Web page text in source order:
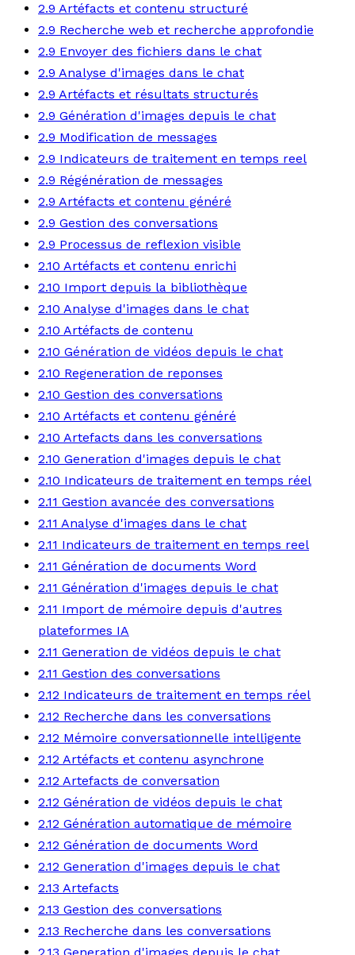
2.9 Artéfacts et contenu structuré
2.9 Recherche web et recherche approfondie
2.9 Envoyer des fichiers dans le chat
2.9 Analyse d'images dans le chat
2.9 Artéfacts et résultats structurés
2.9 Génération d'images depuis le chat
2.9 Modification de messages
2.9 Indicateurs de traitement en temps reel
2.9 Régénération de messages
2.9 Artéfacts et contenu généré
2.9 Gestion des conversations
2.9 Processus de reflexion visible
2.10 Artéfacts et contenu enrichi
2.10 Import depuis la bibliothèque
2.10 Analyse d'images dans le chat
2.10 Artéfacts de contenu
2.10 Génération de vidéos depuis le chat
2.10 Regeneration de reponses
2.10 Gestion des conversations
2.10 Artéfacts et contenu généré
2.10 Artefacts dans les conversations
2.10 Generation d'images depuis le chat
2.10 Indicateurs de traitement en temps réel
2.11 Gestion avancée des conversations
2.11 Analyse d'images dans le chat
2.11 Indicateurs de traitement en temps reel
2.11 Génération de documents Word
2.11 Génération d'images depuis le chat
2.11 Import de mémoire depuis d'autres
plateformes IA
2.11 Generation de vidéos depuis le chat
2.11 Gestion des conversations
2.12 Indicateurs de traitement en temps réel
2.12 Recherche dans les conversations
2.12 Mémoire conversationnelle intelligente
2.12 Artéfacts et contenu asynchrone
2.12 Artefacts de conversation
2.12 Génération de vidéos depuis le chat
2.12 Génération automatique de mémoire
2.12 Génération de documents Word
2.12 Generation d'images depuis le chat
2.13 Artefacts
2.13 Gestion des conversations
2.13 Recherche dans les conversations